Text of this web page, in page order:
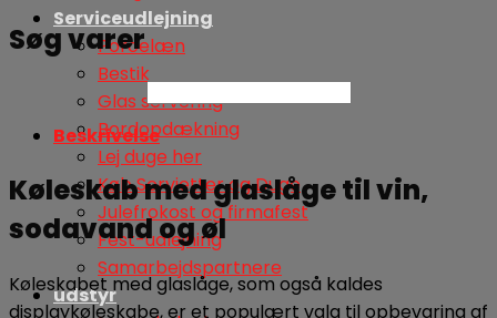
Serviceudlejning
Porcelæn
Bestik
Glas servering
Bordopdækning
Lej duge her
Køb Servietter og Duge
Julefrokost og firmafest
Fest-udlejning
Samarbejdspartnere
udstyr
Søg varer
Beskrivelse
Køleskab med glaslåge til vin,
sodavand og øl
Køleskabet med glaslåge, som også kaldes
displaykøleskabe, er et populært valg til opbevaring af